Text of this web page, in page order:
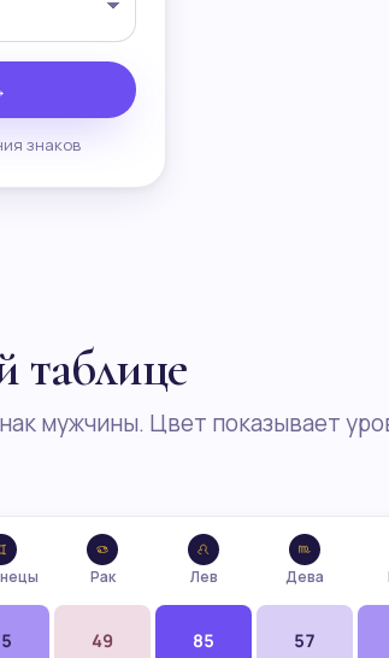
знаков
таблице
мужчины. Цвет показывает
зодиака в процентах: строки — знак
Рак Лев Дева
49 85 57